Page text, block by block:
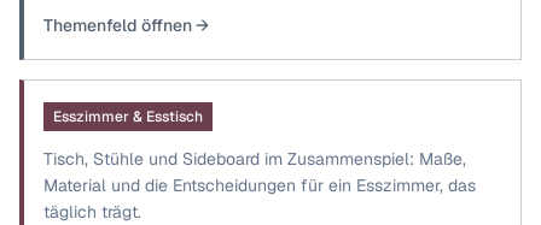
Themenfeld öffnen →
Esszimmer & Esstisch
Tisch, Stühle und Sideboard im Zusammenspiel: Maße,
Material und die Entscheidungen für ein Esszimmer, das
täglich trägt.